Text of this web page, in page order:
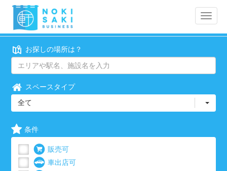
Toggle
お探しの場所は？
スペースタイプ
全て
条件
販売可
車出店可